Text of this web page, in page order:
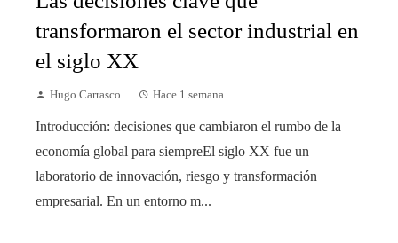
transformaron el sector industrial en
el siglo XX
Hugo Carrasco Hace 1 semana
Introducción: decisiones que cambiaron el rumbo de la
economía global para siempreEl siglo XX fue un
laboratorio de innovación, riesgo y transformación
empresarial. En un entorno m...